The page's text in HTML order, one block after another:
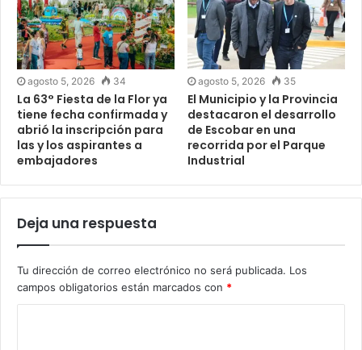
agosto 5, 2026 34
La 63° Fiesta de la Flor ya
tiene fecha confirmada y
abrió la inscripción para
las y los aspirantes a
embajadores
agosto 5, 2026 35
El Municipio y la Provincia
destacaron el desarrollo
de Escobar en una
recorrida por el Parque
Industrial
Deja una respuesta
Tu dirección de correo electrónico no será publicada. Los
campos obligatorios están marcados con *